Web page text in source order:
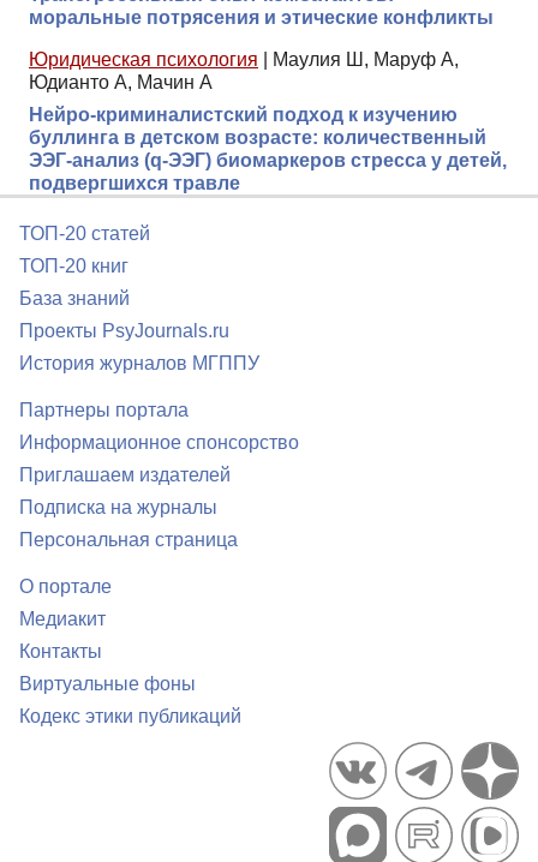
моральные потрясения и этические конфликты
Юридическая психология
Маулия Ш, Маруф А,
Юдианто А, Мачин А
Нейро-криминалистский подход к изучению
буллинга в детском возрасте: количественный
ЭЭГ-анализ (q-ЭЭГ) биомаркеров стресса у детей,
подвергшихся травле
ТОП-20 статей
ТОП-20 книг
База знаний
Проекты PsyJournals.ru
История журналов МГППУ
Партнеры портала
Информационное спонсорство
Приглашаем издателей
Подписка на журналы
Персональная страница
О портале
Медиакит
Контакты
Виртуальные фоны
Кодекс этики публикаций